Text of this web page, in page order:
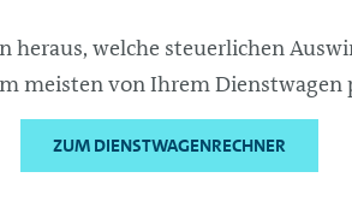
heraus, welche steuerlichen
meisten von Ihrem
ZUM DIENSTWAGENRECHNER